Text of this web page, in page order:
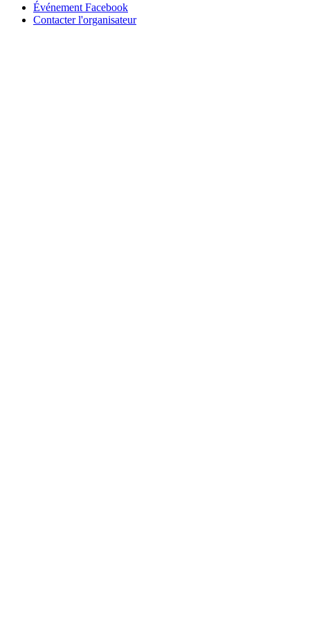
Événement Facebook
Contacter l'organisateur